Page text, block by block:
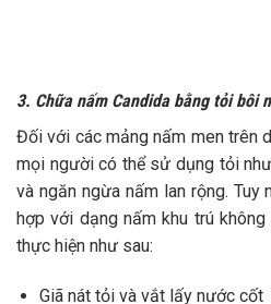
3. Chữa nấm Candida bằng tỏi bôi
Đối với các mảng nấm men trên
mọi người có thể sử dụng tỏi
và ngăn ngừa nấm lan rộng. Tuy
hợp với dạng nấm khu trú
thực hiện như sau:
Giã nát tỏi và vắt lấy nước cốt